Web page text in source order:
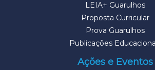
LEIA+ Guarulhos
Proposta Curricular
Prova Guarulhos
Publicações
Ações e Eventos